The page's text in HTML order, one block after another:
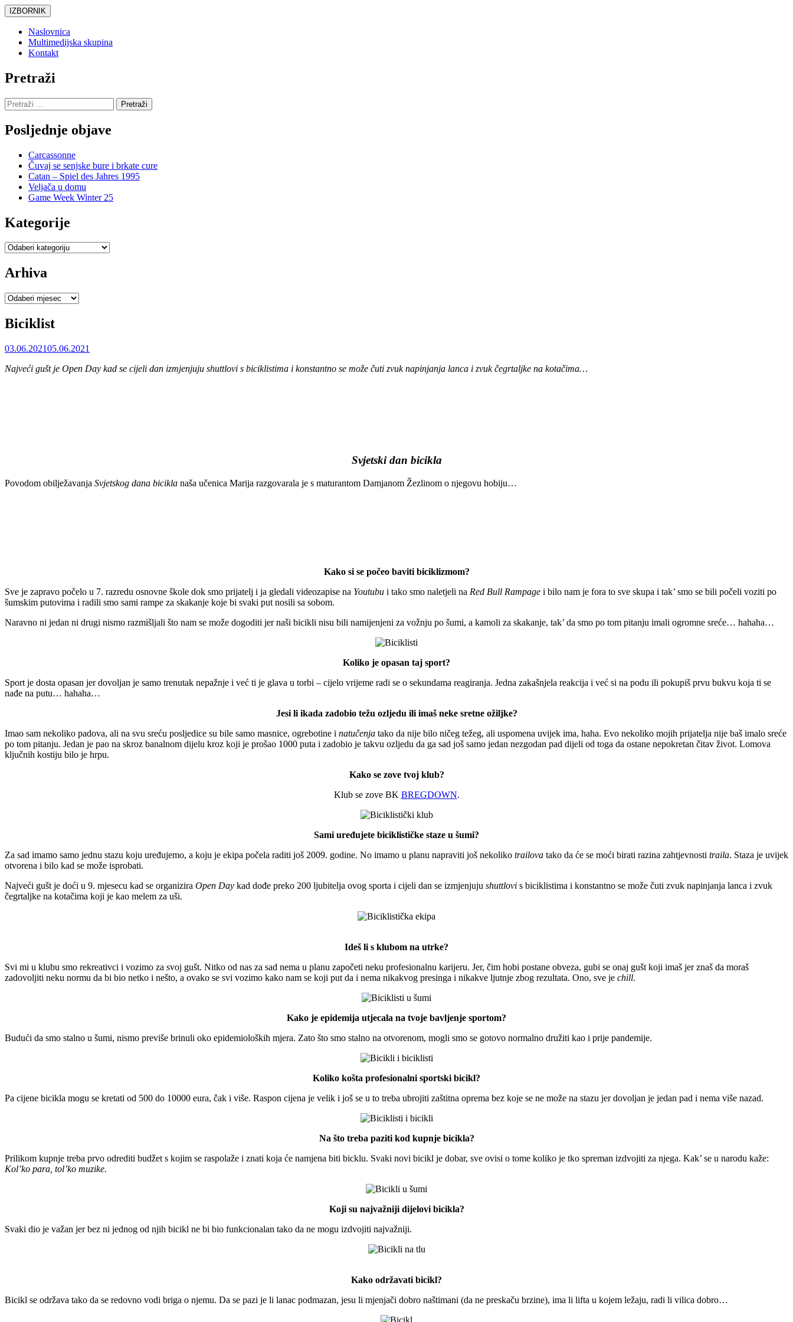
Skoči
do
sadržaja
IZBORNIK
Naslovnica
Multimedijska skupina
Kontakt
Pretraži
Pretraži:
Posljednje objave
Carcassonne
Čuvaj se senjske bure i brkate cure
Catan – Spiel des Jahres 1995
Veljača u domu
Game Week Winter 25
Kategorije
Kategorije
Arhiva
Arhiva
Biciklist
03.06.202105.06.2021
Najveći gušt je Open Day kad se cijeli dan izmjenjuju shuttlovi s biciklistima i konstantno se može čuti zvuk napinjanja lanca i zvuk čegrtaljke na kotačima…
Svjetski dan bicikla
Povodom obilježavanja Svjetskog dana bicikla naša učenica Marija razgovarala je s maturantom Damjanom Žezlinom o njegovu hobiju…
Kako si se počeo baviti biciklizmom?
Sve je zapravo počelo u 7. razredu osnovne škole dok smo prijatelj i ja gledali videozapise na Youtubu i tako smo naletjeli na Red Bull Rampage i bilo nam je fora to sve skupa i tak’ smo se bili počeli voziti po
šumskim putovima i radili smo sami rampe za skakanje koje bi svaki put nosili sa sobom.
Naravno ni jedan ni drugi nismo razmišljali što nam se može dogoditi jer naši bicikli nisu bili namijenjeni za vožnju po šumi, a kamoli za skakanje, tak’ da smo po tom pitanju imali ogromne sreće… hahaha…
Koliko je opasan taj sport?
Sport je dosta opasan jer dovoljan je samo trenutak nepažnje i već ti je glava u torbi – cijelo vrijeme radi se o sekundama reagiranja. Jedna zakašnjela reakcija i već si na podu ili pokupiš prvu bukvu koja ti se
nađe na putu… hahaha…
Jesi li ikada zadobio težu ozljedu ili imaš neke sretne ožiljke?
Imao sam nekoliko padova, ali na svu sreću posljedice su bile samo masnice, ogrebotine i natučenja tako da nije bilo ničeg težeg, ali uspomena uvijek ima, haha. Evo nekoliko mojih prijatelja nije baš imalo sreće
po tom pitanju. Jedan je pao na skroz banalnom dijelu kroz koji je prošao 1000 puta i zadobio je takvu ozljedu da ga sad još samo jedan nezgodan pad dijeli od toga da ostane nepokretan čitav život. Lomova
ključnih kostiju bilo je hrpu.
Kako se zove tvoj klub?
Klub se zove BK BREGDOWN.
Sami uređujete biciklističke staze u šumi?
Za sad imamo samo jednu stazu koju uređujemo, a koju je ekipa počela raditi još 2009. godine. No imamo u planu napraviti još nekoliko trailova tako da će se moći birati razina zahtjevnosti traila. Staza je uvijek
otvorena i bilo kad se može isprobati.
Najveći gušt je doći u 9. mjesecu kad se organizira Open Day kad dođe preko 200 ljubitelja ovog sporta i cijeli dan se izmjenjuju shuttlovi s biciklistima i konstantno se može čuti zvuk napinjanja lanca i zvuk
čegrtaljke na kotačima koji je kao melem za uši.
Ideš li s klubom na utrke?
Svi mi u klubu smo rekreativci i vozimo za svoj gušt. Nitko od nas za sad nema u planu započeti neku profesionalnu karijeru. Jer, čim hobi postane obveza, gubi se onaj gušt koji imaš jer znaš da moraš
zadovoljiti neku normu da bi bio netko i nešto, a ovako se svi vozimo kako nam se koji put da i nema nikakvog presinga i nikakve ljutnje zbog rezultata. Ono, sve je chill.
Kako je epidemija utjecala na tvoje bavljenje sportom?
Budući da smo stalno u šumi, nismo previše brinuli oko epidemioloških mjera. Zato što smo stalno na otvorenom, mogli smo se gotovo normalno družiti kao i prije pandemije.
Koliko košta profesionalni sportski bicikl?
Pa cijene bicikla mogu se kretati od 500 do 10000 eura, čak i više. Raspon cijena je velik i još se u to treba ubrojiti zaštitna oprema bez koje se ne može na stazu jer dovoljan je jedan pad i nema više nazad.
Na što treba paziti kod kupnje bicikla?
Prilikom kupnje treba prvo odrediti budžet s kojim se raspolaže i znati koja će namjena biti bicklu. Svaki novi bicikl je dobar, sve ovisi o tome koliko je tko spreman izdvojiti za njega. Kak’ se u narodu kaže:
Kol’ko para, tol’ko muzike.
Koji su najvažniji dijelovi bicikla?
Svaki dio je važan jer bez ni jednog od njih bicikl ne bi bio funkcionalan tako da ne mogu izdvojiti najvažniji.
Kako održavati bicikl?
Bicikl se održava tako da se redovno vodi briga o njemu. Da se pazi je li lanac podmazan, jesu li mjenjači dobro naštimani (da ne preskaču brzine), ima li lifta u kojem ležaju, radi li vilica dobro…